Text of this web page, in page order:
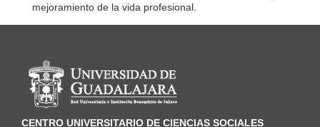
mejoramiento de la vida profesional.
Información del portal
CENTRO UNIVERSITARIO DE CIENCIAS SOCIALES